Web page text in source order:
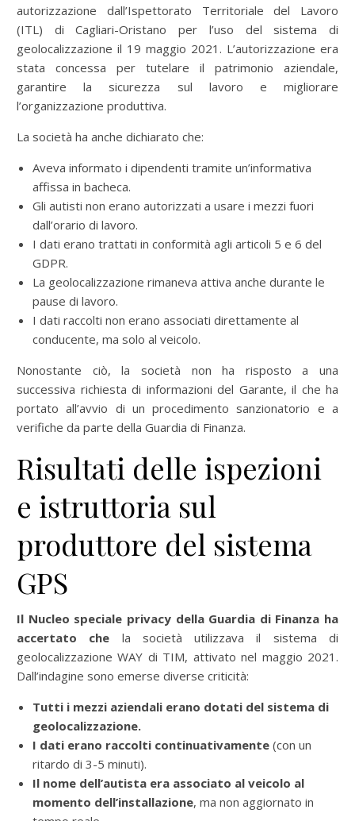
autorizzazione dall’Ispettorato Territoriale del Lavoro
(ITL) di Cagliari-Oristano per l’uso del sistema di
geolocalizzazione il 19 maggio 2021. L’autorizzazione era
stata concessa per tutelare il patrimonio aziendale,
garantire la sicurezza sul lavoro e migliorare
l’organizzazione produttiva.
La società ha anche dichiarato che:
Aveva informato i dipendenti tramite un’informativa
affissa in bacheca.
Gli autisti non erano autorizzati a usare i mezzi fuori
dall’orario di lavoro.
I dati erano trattati in conformità agli articoli 5 e 6 del
GDPR.
La geolocalizzazione rimaneva attiva anche durante le
pause di lavoro.
I dati raccolti non erano associati direttamente al
conducente, ma solo al veicolo.
Nonostante ciò, la società non ha risposto a una
successiva richiesta di informazioni del Garante, il che ha
portato all’avvio di un procedimento sanzionatorio e a
verifiche da parte della Guardia di Finanza.
Risultati delle ispezioni
e istruttoria sul
produttore del sistema
GPS
Il Nucleo speciale privacy della Guardia di Finanza ha
accertato che la società utilizzava il sistema di
geolocalizzazione WAY di TIM, attivato nel maggio 2021.
Dall’indagine sono emerse diverse criticità:
Tutti i mezzi aziendali erano dotati del sistema di
geolocalizzazione.
I dati erano raccolti continuativamente (con un
ritardo di 3-5 minuti).
Il nome dell’autista era associato al veicolo al
momento dell’installazione, ma non aggiornato in